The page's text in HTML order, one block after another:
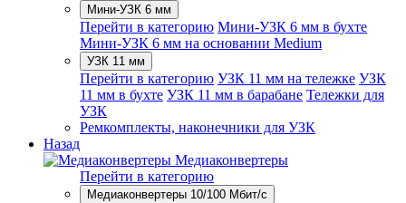
Мини-УЗК 6 мм
Перейти в категорию Мини-УЗК 6 мм в бухте
Мини-УЗК 6 мм на основании Medium
УЗК 11 мм
Перейти в категорию УЗК 11 мм на тележке УЗК
11 мм в бухте УЗК 11 мм в барабане Тележки для
УЗК
Ремкомплекты, наконечники для УЗК
Назад
Медиаконвертеры
Перейти в категорию
Медиаконвертеры 10/100 Мбит/с